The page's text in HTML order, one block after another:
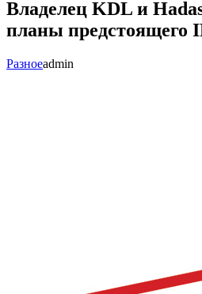
Владелец KDL и
планы предстоящего
Разноеadmin